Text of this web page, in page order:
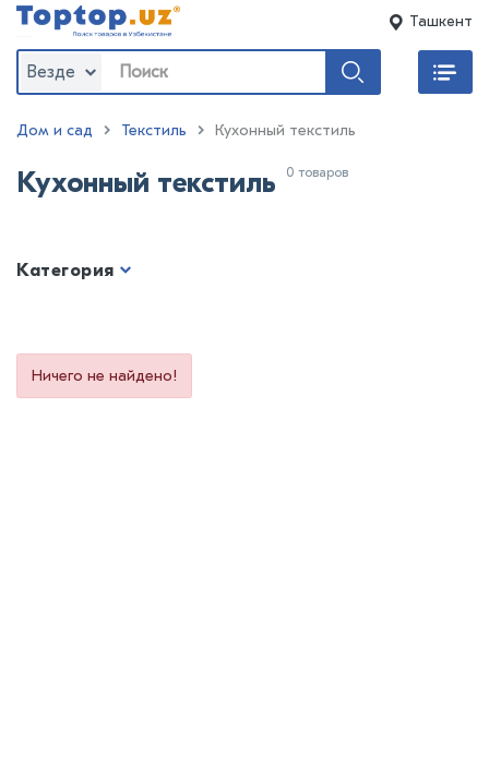
Ташкент
Везде
Дом и сад Текстиль Кухонный текстиль
Кухонный текстиль 0 товаров
Категория
Ничего не найдено!